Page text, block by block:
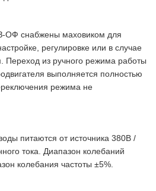
ОФ снабжены маховиком для
регулировке или в случае
Переход из ручного режима работы
выполняется полностью
режима не
питаются от источника 380В /
тока. Диапазон колебаний
колебания частоты ±5%.